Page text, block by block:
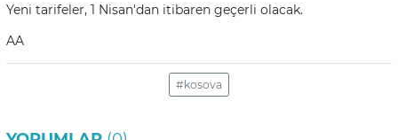
Yeni tarifeler, 1 Nisan'dan itibaren geçerli olacak.
AA
#kosova